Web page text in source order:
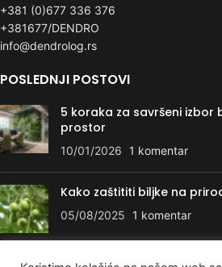
+381 (0)677 336 376
+381677/DENDRO
info@dendrolog.rs
POSLEDNJI POSTOVI
5 koraka za savršeni izbor
prostor
10/01/2026 1 komentar
Kako zaštititi biljke na
05/08/2025 1 komentar
KORISNI LINKOVI